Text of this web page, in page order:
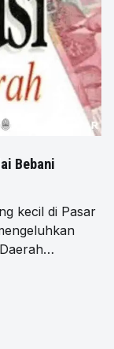
Bebani
kecil di Pasar